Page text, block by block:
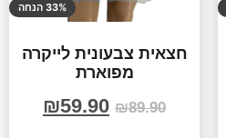
33% הנחה
חצאית צבעונית לייקרה
מפוארת
₪89.90
₪59.90